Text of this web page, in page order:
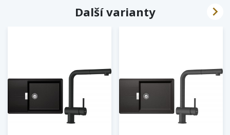
Další varianty 